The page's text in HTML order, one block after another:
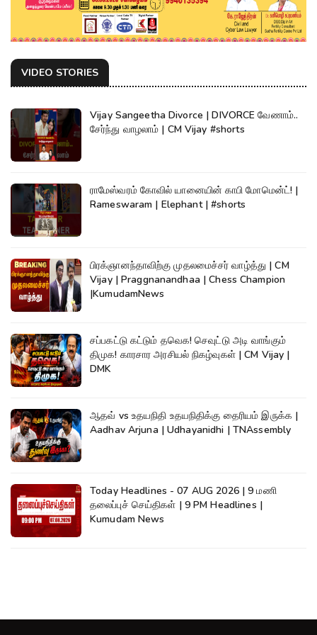
VIDEO STORIES
Vijay Sangeetha Divorce | DIVORCE வேணாம்..
சேர்ந்து வாழலாம் | CM Vijay #shorts
ராமேஸ்வரம் கோவில் யானையின் காபி மோமென்ட்! |
Rameswaram | Elephant | #shorts
பிரக்ஞானந்தாவிற்கு முதலமைச்சர் வாழ்த்து | CM
Vijay | Praggnanandhaa | Chess Champion
|KumudamNews
சப்பகட்டு கட்டும் தவெக! செவுட்டு அடி வாங்கும்
திமுக! காரசார அரசியல் நிகழ்வுகள் | CM Vijay |
DMK
ஆதவ் vs உதயநிதி உதயநிதிக்கு தைரியம் இருக்க |
Aadhav Arjuna | Udhayanidhi | TNAssembly
Today Headlines - 07 AUG 2026 | 9 மணி
தலைப்புச் செய்திகள் | 9 PM Headlines |
Kumudam News